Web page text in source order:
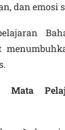
dan emosi
Mata